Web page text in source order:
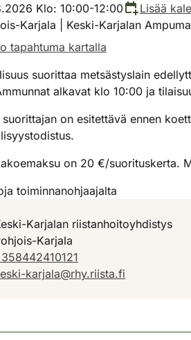
Klo: 10:00-12:00
Lisää
Karjala | Keski-Karjalan
tapahtuma kartalla
uuteen välilehteen)
suorittaa metsästyslain
alkavat klo 10:00 ja
suorittajan on esitettävä ennen
on 20 €/suorituskerta.
toiminnanohjaajalta
Karjalan riistanhoitoyhdistys
Karjala
karjala@rhy.riista.fi